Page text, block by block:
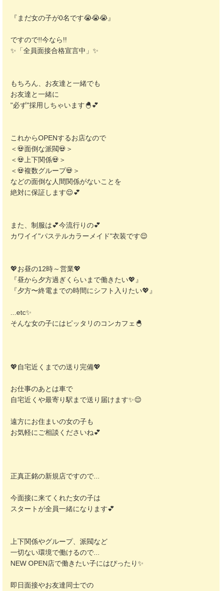
『まだ女の子が0名です😭😭😭』
ですので!!今なら!!
✨「全員面接合格宣言中」✨
もちろん、お友達と一緒でも
お友達と一緒に
"必ず"採用しちゃいます🐣💕
これからOPENするお店なので
＜💀面倒な派閥💀＞
＜💀上下関係💀＞
＜💀複数グループ💀＞
などの面倒な人間関係がないことを
絶対に保証します😌💕
また、制服は💕今流行りの💕
カワイイ"パステルカラーメイド"衣装です😌
💖お昼の12時～営業💖
『昼から夕方過ぎくらいまで働きたい💖』
『夕方〜終電までの時間にシフト入りたい💖』
...etc✨
そんな女の子にはピッタリのコンカフェ🐣
💖自宅近くまでの送り完備💖
お仕事のあとは車で
自宅近くや最寄り駅まで送り届けます✨😌
遠方にお住まいの女の子も
お気軽にご相談くださいね💕
正真正銘の新規店ですので...
今面接に来てくれた女の子は
スタートが全員一緒になります💕
上下関係やグループ、派閥など
一切ない環境で働けるので...
NEW OPEN店で働きたい子にはぴったり✨
即日面接やお友達同士での